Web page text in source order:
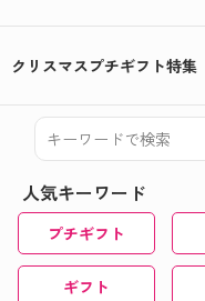
クリスマスプチギフト特集
人気キーワード
プチギフト
ギフト